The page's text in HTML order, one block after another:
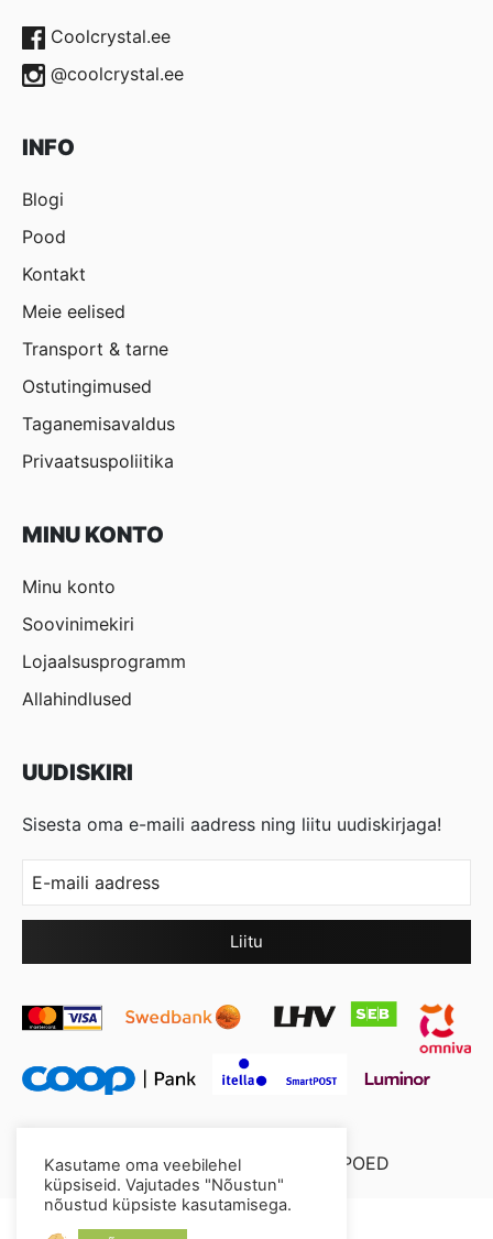
Coolcrystal.ee
@coolcrystal.ee
INFO
Blogi
Pood
Kontakt
Meie eelised
Transport & tarne
Ostutingimused
Taganemisavaldus
Privaatsuspoliitika
MINU KONTO
Minu konto
Soovinimekiri
Lojaalsusprogramm
Allahindlused
UUDISKIRI
Sisesta oma e-maili aadress ning liitu uudiskirjaga!
© 2026 Cool Crystal OÜ // XYSUM E-POED
Kasutame oma veebilehel
küpsiseid. Vajutades "Nõustun"
nõustud küpsiste kasutamisega.